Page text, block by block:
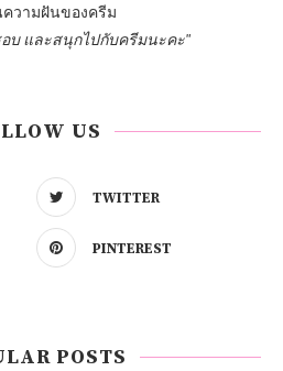
วามฝันของครีม
บ และสนุกไปกับครีมนะคะ"
US
TWITTER
PINTEREST
POSTS